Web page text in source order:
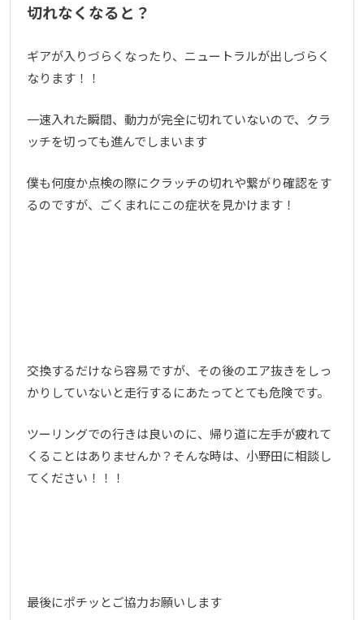
切れなくなると？
ギアが入りづらくなったり、ニュートラルが出しづらく
なります！！
一速入れた瞬間、動力が完全に切れていないので、クラ
ッチを切っても進んでしまいます
僕も何度か点検の際にクラッチの切れや繋がり確認をす
るのですが、ごくまれにこの症状を見かけます！
交換するだけなら容易ですが、その後のエア抜きをしっ
かりしていないと走行するにあたってとても危険です。
ツーリングでの行きは良いのに、帰り道に左手が疲れて
くることはありませんか？そんな時は、小野田に相談し
てください！！！
最後にポチッとご協力お願いします